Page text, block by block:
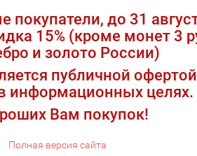
покупатели, до 31
15% (кроме монет 3
и золото России)
публичной
информационных целях.
Вам покупок!
Полная версия сайта